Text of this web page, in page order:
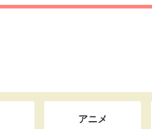
アニメ